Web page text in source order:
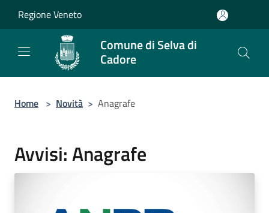
Regione Veneto
Comune di Selva di
Cadore
Home > Novità > Anagrafe
Avvisi: Anagrafe